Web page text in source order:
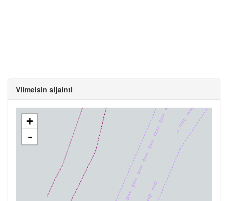
Viimeisin sijainti
+
-